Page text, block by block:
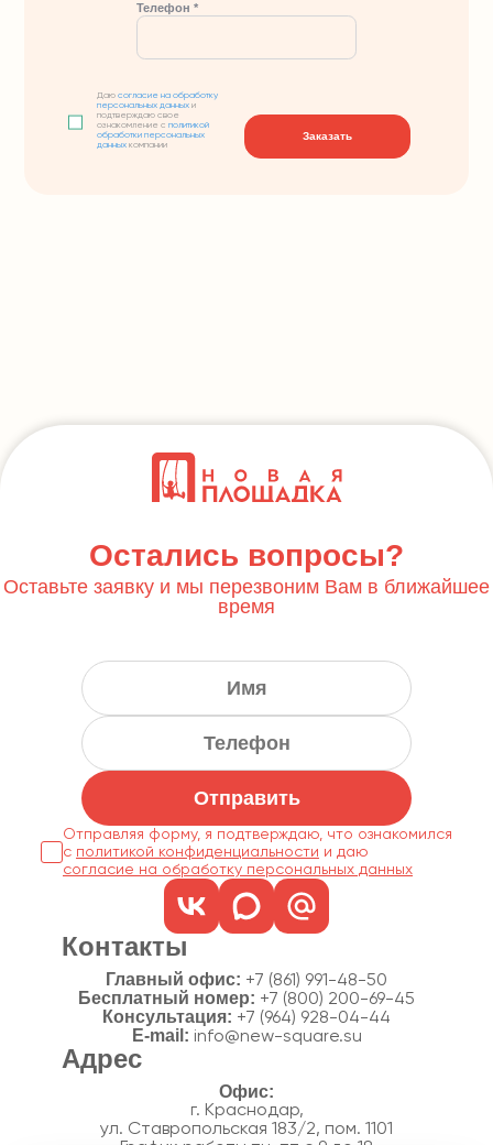
Телефон *
Даюсогласие на обработку
персональных данных и
подтверждаю свое
ознакомление сполитикой
обработки персональных
данных компании
Заказать
Остались вопросы?
Оставьте заявку и мы перезвоним Вам в ближайшее
время
Отправить
Отправляя форму, я подтверждаю, что ознакомился
с политикой конфиденциальности
согласие на обработку персональных данных
Контакты
Главный офис: +7 (861) 991-48-50
Бесплатный номер: +7 (800) 200-69-45
Консультация: +7 (964) 928-04-44
E-mail: info@new-square.su
Адрес
г. Краснодар,
ул. Ставропольская 183/2, пом. 1101